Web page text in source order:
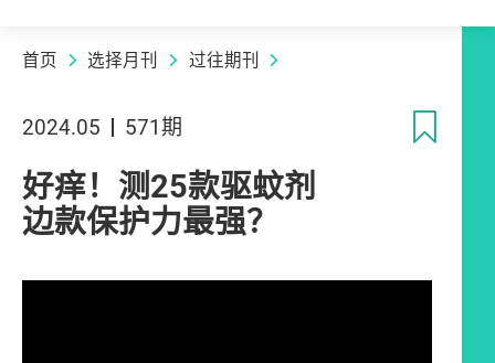
首页 选择月刊 过往期刊
2024.05 571期
好痒！测25款驱蚊剂
边款保护力最强？